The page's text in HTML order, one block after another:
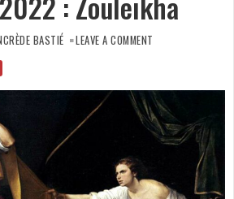
BASTIÉ LEAVE A COMMENT
2022 :
ZOULEÏKHA